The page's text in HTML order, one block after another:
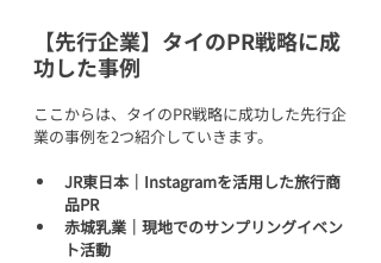
【先行企業】タイのPR戦略に成
功した事例
ここからは、タイのPR戦略に成功した先行企
業の事例を2つ紹介していきます。
JR東日本｜Instagramを活用した旅行商
品PR
赤城乳業｜現地でのサンプリングイベン
ト活動